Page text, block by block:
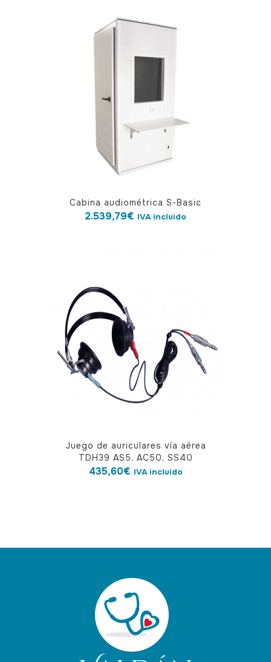
Cabina audiométrica S-Basic
2.539,79€ IVA incluido
Juego de auriculares vía aérea
TDH39 AS5, AC50, SS40
435,60€ IVA incluido